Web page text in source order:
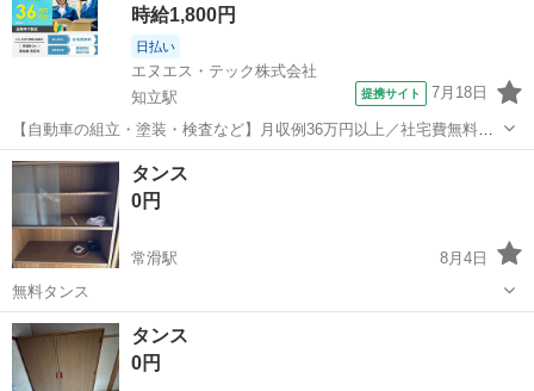
時給1,800円
日払い
エヌエス・テック株式会社
知立駅
提携サイト 7月18日
【自動車の組立・塗装・検査など】月収例36万円以上／社宅費無料／
土日休み／祝い金・特典あり／ngy144-99 仕事概要 仕事概要 安心の研
修あり！ ー・ー・ー・ー・ー・ー 毎週火曜/金曜 入社チャンス！ ■火
曜日入社⇒前...
愛知 豊田市
タンス
0円
常滑駅
8月4日
無料タンス
愛知 常滑市
タンス
0円